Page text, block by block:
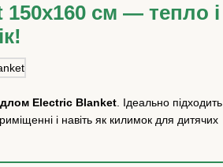
см — тепло і
Electric Blanket. Ідеально підходить
і навіть як килимок для дитячих